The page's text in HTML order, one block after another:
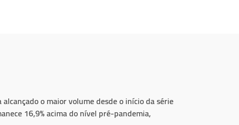
o maior volume desde o início da série
16,9% acima do nível pré-pandemia,